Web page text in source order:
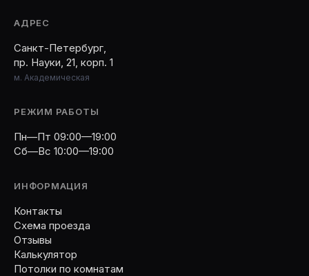
АДРЕС
Санкт-Петербург,
пр. Науки, 21, корп. 1
м. Академическая
РЕЖИМ РАБОТЫ
Пн—Пт 09:00—19:00
Сб—Вс 10:00—19:00
ИНФОРМАЦИЯ
Контакты
Схема проезда
Отзывы
Калькулятор
Потолки по комнатам